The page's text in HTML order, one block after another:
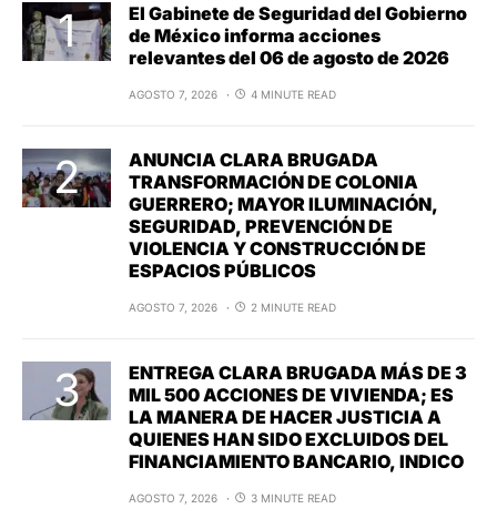
El Gabinete de Seguridad del Gobierno
de México informa acciones
relevantes del 06 de agosto de 2026
AGOSTO 7, 2026 4 MINUTE READ
ANUNCIA CLARA BRUGADA
TRANSFORMACIÓN DE COLONIA
GUERRERO; MAYOR ILUMINACIÓN,
SEGURIDAD, PREVENCIÓN DE
VIOLENCIA Y CONSTRUCCIÓN DE
ESPACIOS PÚBLICOS
AGOSTO 7, 2026 2 MINUTE READ
ENTREGA CLARA BRUGADA MÁS DE 3
MIL 500 ACCIONES DE VIVIENDA; ES
LA MANERA DE HACER JUSTICIA A
QUIENES HAN SIDO EXCLUIDOS DEL
FINANCIAMIENTO BANCARIO, INDICO
AGOSTO 7, 2026 3 MINUTE READ